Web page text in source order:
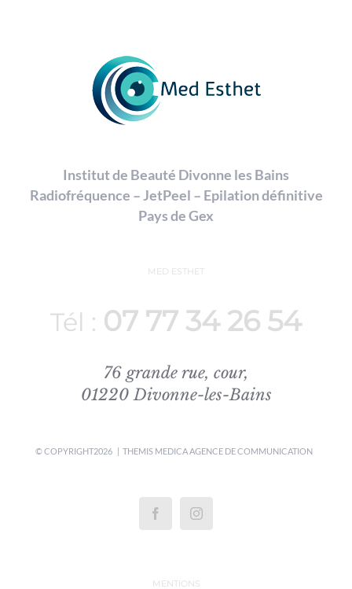
sur
la
Institut de Beauté Divonne les Bains
Radiofréquence – JetPeel – Epilation définitive
Pays de Gex
MED ESTHET
Tél : 07 77 34 26 54
76 grande rue, cour,
01220 Divonne-les-Bains
© COPYRIGHT2026 | THEMIS MEDICAAGENCE DE COMMUNICATION
MENTIONS